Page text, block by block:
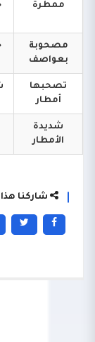
ممطرة
مصحوبة
بعواصف
تصحبها
أمطار
شديدة
الأمطار
شاركنا هذا